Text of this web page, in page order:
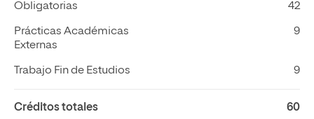
Obligatorias 42
Prácticas Académicas
Externas
9
Trabajo Fin de Estudios 9
Créditos totales 60